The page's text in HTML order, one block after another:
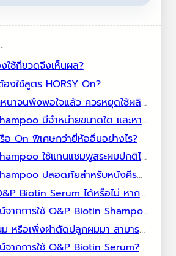
ใช้กี่ขวดจึงเห็นผล?
องใช้สูตร HORSY On?
พอใจแล้ว ควรหยุดใช้ผลิตภัณฑ์หรือไม่ อย่างไร ?
มีจำหน่ายขนาดใด และหาซื้อได้ที่ไหน?
อ On พิเศษกว่ายี่ห้ออื่นอย่างไร?
ใช้แทนแชมพูสระผมปกติได้หรือไม่?
ปลอดภัยสำหรับหนังศีรษะที่บอบบางหรือไม่?
Serum ได้หรือไม่ หากฉันใช้ผลิตภัณฑ์ปลูกผมอื่นๆ อยู่แล้ว
จากการใช้ O&P Biotin Shampoo?
ผ่าตัดปลูกผมมา สามารถใช้ HORSY Pro ได้ไหม?
น์จากการใช้ O&P Biotin Serum?